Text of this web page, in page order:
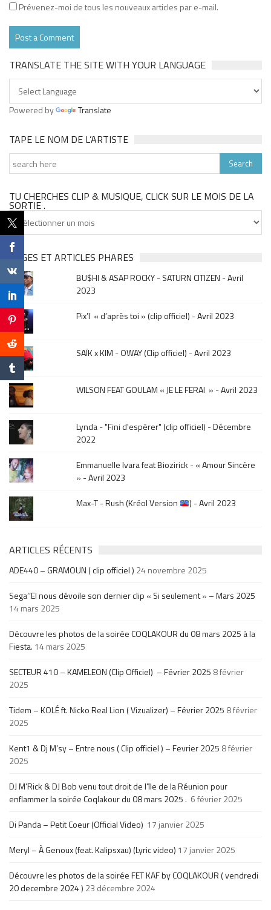
Prévenez-moi de tous les nouveaux articles par e-mail.
TRANSLATE THE SITE WITH YOUR LANGUAGE
Powered by Translate
TAPE LE NOM DE L’ARTISTE
TU CHERCHES CLIP & MUSIQUE, CLICK SUR LE MOIS DE LA
SORTIE .
Tu
cherches
clip
&
musique,
click
sur
le
mois
de
la
sortie
PAGES ET ARTICLES PHARES
BU$HI & ASAP ROCKY - SATURN CITIZEN - Avril
2023
Pix’l « d’après toi » (clip officiel) - Avril 2023
SAÏK x KIM - OWAY (Clip officiel) - Avril 2023
WILSON FEAT GOULAM « JE LE FERAI » - Avril 2023
Lynda - "Fini d'espérer" (clip officiel) - Décembre
2022
Emmanuelle Ivara feat Biozirick - « Amour Sincère
» - Avril 2023
Max-T - Rush (Kréol Version
) - Avril 2023
ARTICLES RÉCENTS
ADE440 – GRAMOUN ( clip officiel ) 24 novembre 2025
Sega’’El nous dévoile son dernier clip « Si seulement » – Mars 2025
14 mars 2025
Découvre les photos de la soirée COQLAKOUR du 08 mars 2025 à la
Fiesta. 14 mars 2025
SECTEUR 410 – KAMELEON (Clip Officiel) – Février 2025 8 février
2025
Tidem – KOLÉ ft. Nicko Real Lion ( Vizualizer) – Février 2025 8 février
2025
Kent1 & Dj M’sy – Entre nous ( Clip officiel ) – Fevrier 2025 8 février
2025
DJ M’Rick & DJ Bob venu tout droit de l’île de la Réunion pour
enflammer la soirée Coqlakour du 08 mars 2025 . 6 février 2025
Di Panda – Petit Coeur (Official Video) 17 janvier 2025
Meryl – À Genoux (feat. Kalipsxau) (Lyric video) 17 janvier 2025
Découvre les photos de la soirée FET KAF by COQLAKOUR ( vendredi
20 decembre 2024 ) 23 décembre 2024